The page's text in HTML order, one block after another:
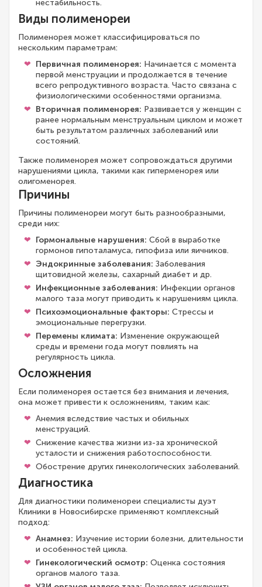
нестабильность.
Виды полименореи
Полименорея может классифицироваться по
нескольким параметрам:
Первичная полименорея: Начинается с момента
первой менструации и продолжается в течение
всего репродуктивного возраста. Часто связана с
физиологическими особенностями организма.
Вторичная полименорея: Развивается у женщин с
ранее нормальным менструальным циклом и может
быть результатом различных заболеваний или
состояний.
Также полименорея может сопровождаться другими
нарушениями цикла, такими как гиперменорея или
олигоменорея.
Причины
Причины полименореи могут быть разнообразными,
среди них:
Гормональные нарушения: Сбой в выработке
гормонов гипоталамуса, гипофиза или яичников.
Эндокринные заболевания: Заболевания
щитовидной железы, сахарный диабет и др.
Инфекционные заболевания: Инфекции органов
малого таза могут приводить к нарушениям цикла.
Психоэмоциональные факторы: Стрессы и
эмоциональные перегрузки.
Перемены климата: Изменение окружающей
среды и времени года могут повлиять на
регулярность цикла.
Осложнения
Если полименорея остается без внимания и лечения,
она может привести к осложнениям, таким как:
Анемия вследствие частых и обильных
менструаций.
Снижение качества жизни из-за хронической
усталости и снижения работоспособности.
Обострение других гинекологических заболеваний.
Диагностика
Для диагностики полименореи специалисты дуэт
Клиники в Новосибирске применяют комплексный
подход:
Анамнез: Изучение истории болезни, длительности
и особенностей цикла.
Гинекологический осмотр: Оценка состояния
органов малого таза.